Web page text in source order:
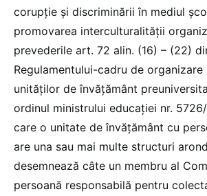
corupţie şi discriminării în mediul
promovarea interculturalităţii
prevederile art. 72 alin. (16) – (22)
Regulamentului-cadru de
unităților de învățământ
ordinul ministrului educației nr.
care o unitate de învățământ cu
are una sau mai multe structuri
desemnează câte un membru al
persoană responsabilă pentru